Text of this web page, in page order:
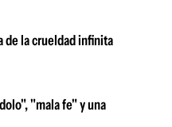
de la crueldad infinita
"mala fe" y una